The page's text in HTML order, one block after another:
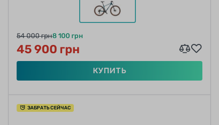
54 000 грн8 100 грн
45 900 грн
КУПИТЬ
ЗАБРАТЬ СЕЙЧАС